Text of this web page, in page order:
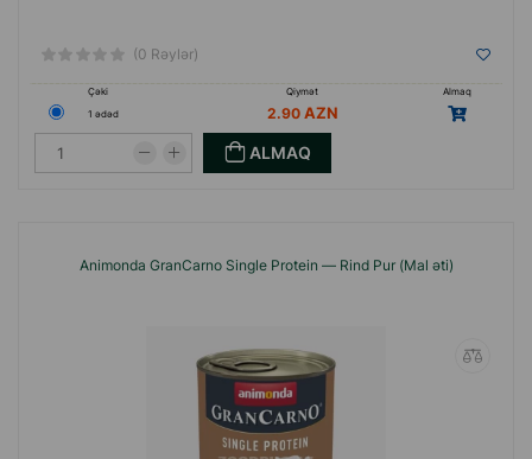
(0 Rəylər)
Çəki Qiymət
Almaq
1 ədəd
2.90
ALMAQ
Animonda GranCarno Single Protein — Rind Pur (Mal əti)